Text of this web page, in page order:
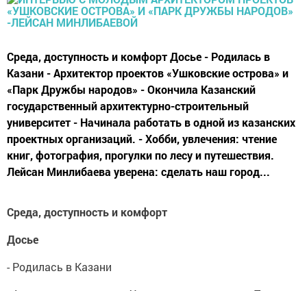
Среда, доступность и комфорт Досье - Родилась в
Казани - Архитектор проектов «Ушковские острова» и
«Парк Дружбы народов» - Окончила Казанский
государственный архитектурно-строительный
университет - Начинала работать в одной из казанских
проектных организаций. - Хобби, увлечения: чтение
книг, фотография, прогулки по лесу и путешествия.
Лейсан Минлибаева уверена: сделать наш город...
Среда, доступность и комфорт
Досье
- Родилась в Казани